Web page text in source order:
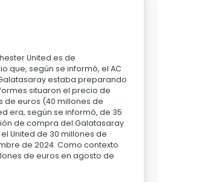
United es de
que, según se informó, el AC
estaba preparando
situaron el precio de
de euros (40 millones de
era, según se informó, de 35
de compra del Galatasaray
United de 30 millones de
de 2024. Como contexto
de euros en agosto de